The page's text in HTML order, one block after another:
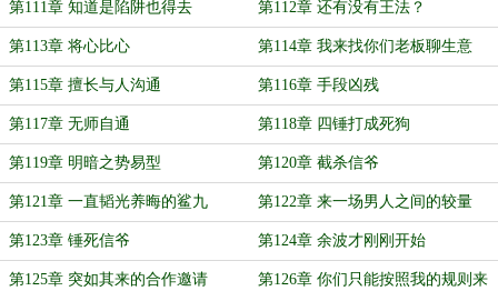
第111章 知道是陷阱也得去 第112章 还有没有王法？
第113章 将心比心 第114章 我来找你们老板聊生意
第115章 擅长与人沟通 第116章 手段凶残
第117章 无师自通 第118章 四锤打成死狗
第119章 明暗之势易型 第120章 截杀信爷
第121章 一直韬光养晦的鲨九 第122章 来一场男人之间的较量
第123章 锤死信爷 第124章 余波才刚刚开始
第125章 突如其来的合作邀请 第126章 你们只能按照我的规则来